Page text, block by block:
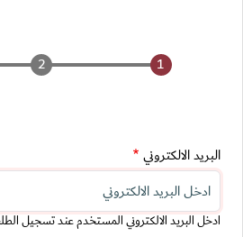
البريد الالكتروني
ادخل البريد الالكتروني المستخدم عند تسجيل